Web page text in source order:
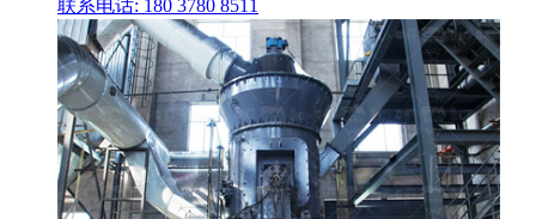
联系电话: 180 3780 8511